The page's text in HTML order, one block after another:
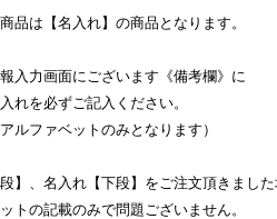
品は【名入れ】の商品となります。
入力画面にございます《備考欄》に
れを必ずご記入ください。
アルファベットのみとなります）
】、名入れ【下段】をご注文頂きまし
トの記載のみで問題ございません。